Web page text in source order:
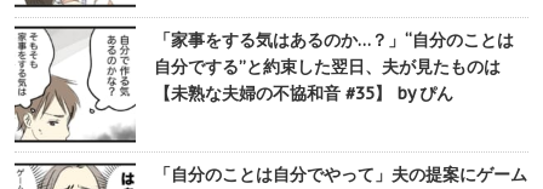
「家事をする気はあるのか…？」“自分のことは
自分でする”と約束した翌日、夫が見たものは
【未熟な夫婦の不協和音 #35】 by ぴん
「自分のことは自分でやって」夫の提案にゲーム